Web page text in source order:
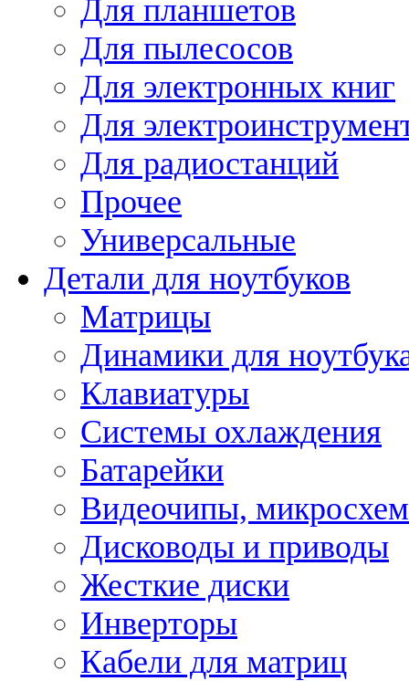
Для планшетов
Для пылесосов
Для электронных книг
Для
Для радиостанций
Прочее
Универсальные
Детали для ноутбуков
Матрицы
Динамики для
Клавиатуры
Системы охлаждения
Батарейки
Видеочипы,
Дисководы и приводы
Жесткие диски
Инверторы
Кабели для матриц